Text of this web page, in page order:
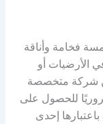
فخامة وأناقة
الأرضيات أو
شركة متخصصة
للحصول على
إحدى